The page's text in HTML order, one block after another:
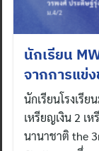
นักเรียน
จากการแข่
นักเรียนโรงเรี
เหรียญเงิน 2 เ
นานาชาติ the